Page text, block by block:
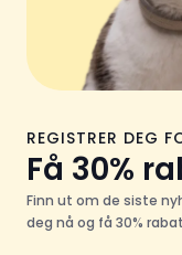
REGISTRER DEG
Få 30%
Finn ut om de siste
deg nå og få 30%